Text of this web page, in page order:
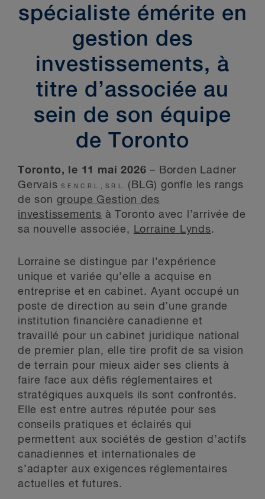
spécialiste émérite en
gestion des
investissements, à
titre d’associée au
sein de son équipe
de Toronto
Toronto, le 11 mai 2026 – Borden Ladner
GervaisS.E.N.C.R.L., S.R.L.
(BLG) gonfle les rangs
de son groupe Gestion des
investissements à Toronto avec l’arrivée de
sa nouvelle associée,
Lorraine Lynds.
Lorraine se distingue par l’expérience
unique et variée qu’elle a acquise en
entreprise et en cabinet. Ayant occupé un
poste de direction au sein d’une grande
institution financière canadienne et
travaillé pour un cabinet juridique national
de premier plan, elle tire profit de sa vision
de terrain pour mieux aider ses clients à
faire face aux défis réglementaires et
stratégiques auxquels ils sont confrontés.
Elle est entre autres réputée pour ses
conseils pratiques et éclairés qui
permettent aux sociétés de gestion d’actifs
canadiennes et internationales de
s’adapter aux exigences réglementaires
actuelles et futures.